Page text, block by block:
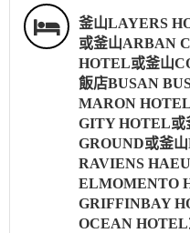
釜山LAYERS
或釜山ARBAN
HOTEL或釜山
飯店BUSAN
MARON
GITY HOTEL或
GROUND或釜
RAVIENS
ELMOMENTO
GRIFFINBAY
OCEAN